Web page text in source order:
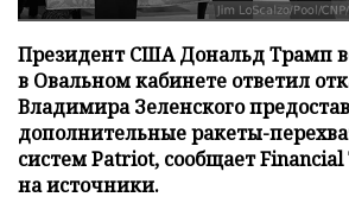
Президент США Дональд Трамп
в Овальном кабинете ответил
Владимира Зеленского
дополнительные ракеты-
систем Patriot, сообщает Financial
на источники.